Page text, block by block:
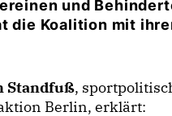
und
die Koalition mit
Standfuß,
Berlin, erklärt: